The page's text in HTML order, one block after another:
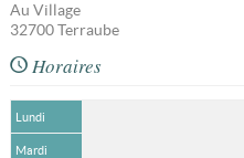
Au Village
32700 Terraube
Horaires
Lundi
Mardi